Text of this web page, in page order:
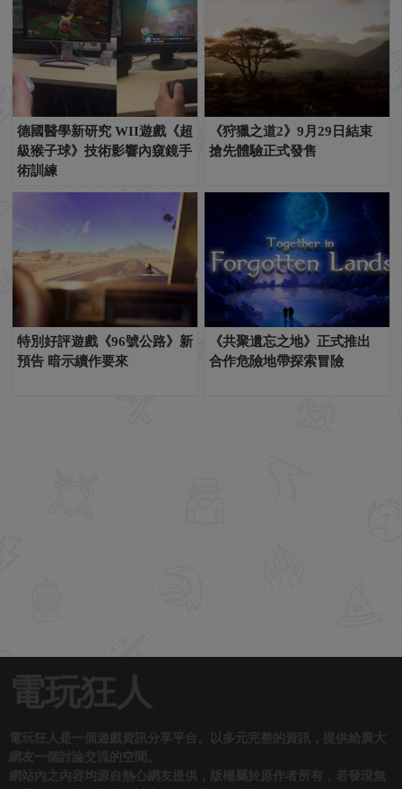
德國醫學新研究 WII遊戲《超
級猴子球》技術影響內窺鏡手
術訓練
《狩獵之道2》9月29日結束
搶先體驗正式發售
特別好評遊戲《96號公路》新
預告 暗示續作要來
《共聚遺忘之地》正式推出
合作危險地帶探索冒險
電玩狂人
電玩狂人是一個遊戲資訊分享平台。以多元完整的資訊，提供給廣大
網友一個討論交流的空間。
網站內之內容均源自熱心網友提供，版權屬於原作者所有，若發現無